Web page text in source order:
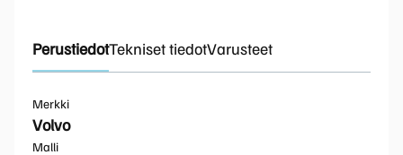
PerustiedotTekniset tiedotVarusteet
Merkki
Volvo
Malli